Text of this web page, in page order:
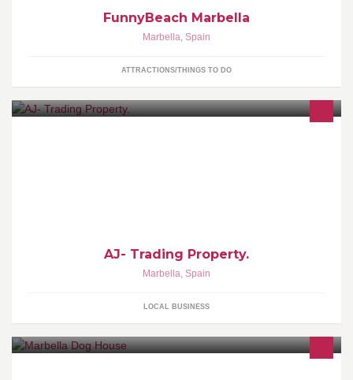
FunnyBeach Marbella
Marbella, Spain
ATTRACTIONS/THINGS TO DO
AJ- Trading Property.
Marbella, Spain
LOCAL BUSINESS